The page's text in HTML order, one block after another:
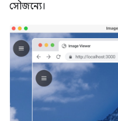
সৌজন্যে।